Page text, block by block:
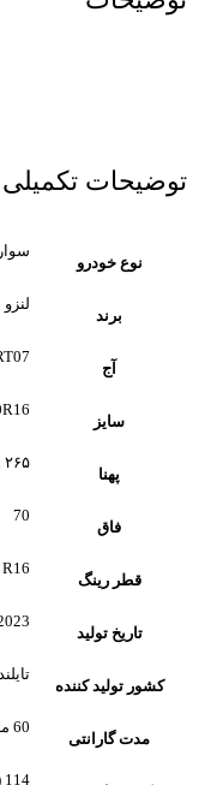
توضیحات تکمیلی
نوع خودرو
برند
لنزو
آج
سایز
پهنا
۲۶۵ میلیمتر
فاق
70
قطر رینگ
R16
تاریخ تولید
کشور تولید کننده
مدت گارانتی
60 ماه گارانتی
114 (تا 1180 کیلوگرم)